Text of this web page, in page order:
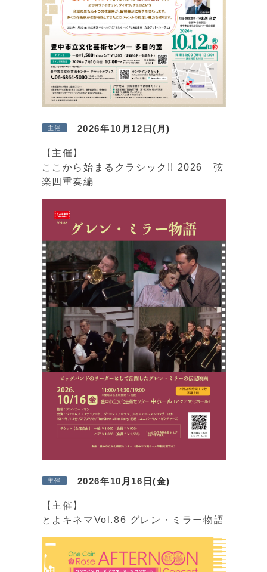
2026年10月12日(月)
主催
【主催】
ここから始まるクラシック!! 2026 弦
楽四重奏編
2026年10月16日(金)
主催
【主催】
とよキネマVol.86 グレン・ミラー物語